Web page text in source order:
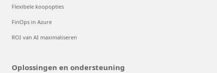
Flexibele koopopties
FinOps in Azure
ROI van AI maximaliseren
Oplossingen en ondersteuning